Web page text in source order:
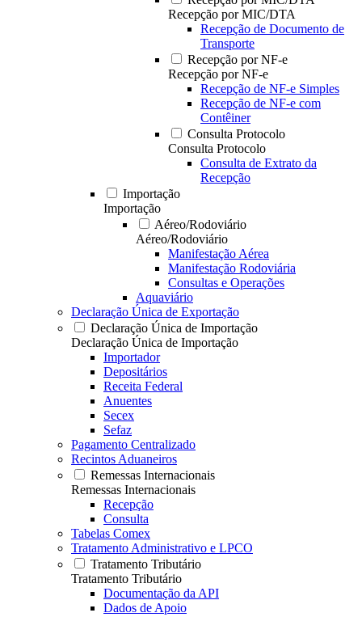
Recepção por MIC/DTA
Recepção de Documento de
Transporte
Recepção por NF-e
Recepção por NF-e
Recepção de NF-e Simples
Recepção de NF-e com
Contêiner
Consulta Protocolo
Consulta Protocolo
Consulta de Extrato da
Recepção
Importação
Importação
Aéreo/Rodoviário
Aéreo/Rodoviário
Manifestação Aérea
Manifestação Rodoviária
Consultas e Operações
Aquaviário
Declaração Única de Exportação
Declaração Única de Importação
Declaração Única de Importação
Importador
Depositários
Receita Federal
Anuentes
Secex
Sefaz
Pagamento Centralizado
Recintos Aduaneiros
Remessas Internacionais
Remessas Internacionais
Recepção
Consulta
Tabelas Comex
Tratamento Administrativo e LPCO
Tratamento Tributário
Tratamento Tributário
Documentação da API
Dados de Apoio